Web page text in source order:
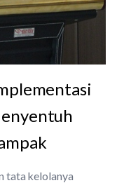
tata kelolanya